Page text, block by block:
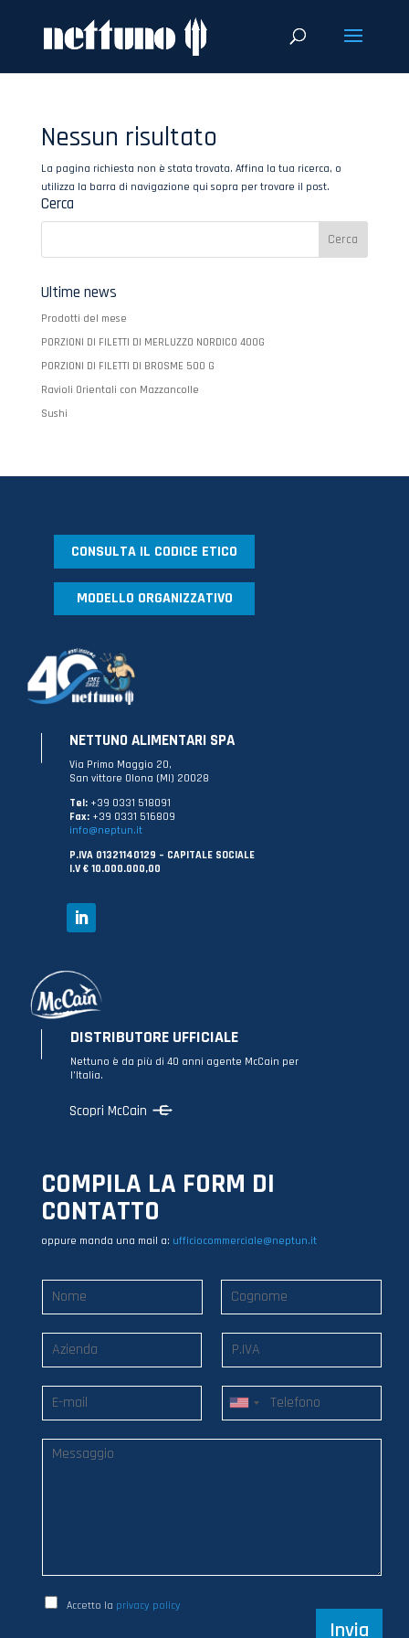
Nessun risultato
La pagina richiesta non è stata trovata. Affina la tua ricerca, o
utilizza la barra di navigazione qui sopra per trovare il post.
Cerca
Ultime news
Prodotti del mese
PORZIONI DI FILETTI DI MERLUZZO NORDICO 400G
PORZIONI DI FILETTI DI BROSME 500 G
Ravioli Orientali con Mazzancolle
Sushi
CONSULTA IL CODICE ETICO
MODELLO ORGANIZZATIVO
NETTUNO ALIMENTARI SPA
Via Primo Maggio 20,
San vittore Olona (MI) 20028
Tel: +39 0331 518091
Fax: +39 0331 516809
info@neptun.it
P.IVA 01321140129 – CAPITALE SOCIALE
I.V € 10.000.000,00
DISTRIBUTORE UFFICIALE
Nettuno è da più di 40 anni agente McCain per
l’Italia.
Scopri McCain
COMPILA LA FORM DI
CONTATTO
oppure manda una mail a: ufficiocommerciale@neptun.it
Accetto la privacy policy
Invia